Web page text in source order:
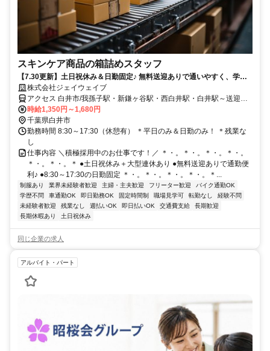
スキンケア商品の箱詰めスタッフ
【7.30更新】土日祝休み＆日勤固定♪ 無料送迎ありで通いやすく、学校
行事などのお休み相談にも柔軟対応◎
株式会社ジェイウェイブ
アクセス 白井市/我孫子駅・新鎌ヶ谷駅・西白井駅・白井駅～送迎車
有（無料）＊車・バイク通勤可
時給1,350円～1,680円
千葉県白井市
勤務時間 8:30～17:30（休憩有） ＊平日のみ＆日勤のみ！ ＊残業な
し
仕事内容 ＼積極採用中のお仕事です！／ ＊・。＊・。＊・。＊・。
＊・。＊・。＊ ●土日祝休み＋大型連休あり ●無料送迎ありで通勤便
利♪ ●8:30～17:30の日勤固定 ＊・。＊・。＊・。＊・。＊...
制服あり 業界未経験者歓迎 主婦・主夫歓迎 フリーター歓迎
バイク通勤OK
学歴不問
車通勤OK 即日勤務OK 固定時間制 職場見学可 転勤なし
経験不問
未経験者歓迎
残業なし 週払いOK 即日払いOK 交通費支給
長期歓迎
長期休暇あり
土日祝休み
同じ企業の求人
アルバイト・パート